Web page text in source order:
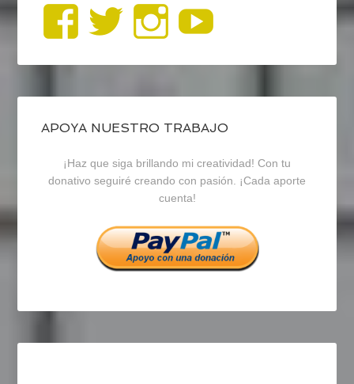
Ver
perfil
de
blogrecursosep
en
Facebook
Ver
perfil
de
recursosep
en
Twitter
Ver
perfil
de
recursosep
en
Instagram
APOYA NUESTRO TRABAJO
¡Haz que siga brillando mi creatividad! Con tu
donativo seguiré creando con pasión. ¡Cada aporte
cuenta!